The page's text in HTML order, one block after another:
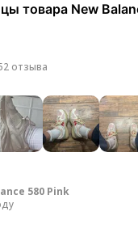
товара New
отзыва
580 Pink